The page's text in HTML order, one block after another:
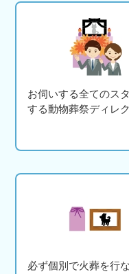
お伺いする全てのス
する動物葬祭ディレ
必ず個別で火葬を行